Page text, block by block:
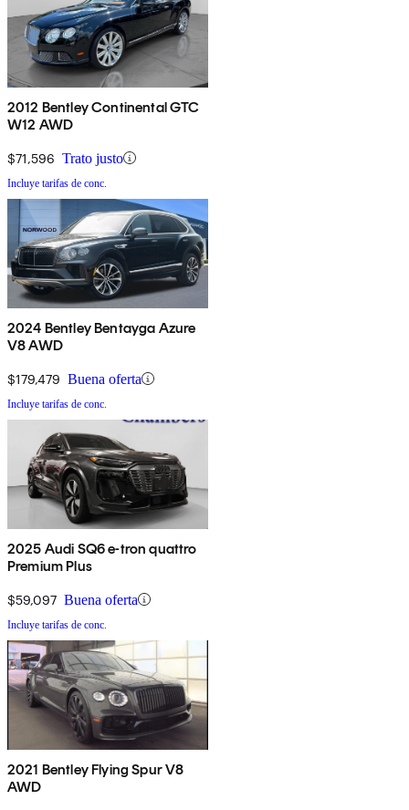
2012 Bentley Continental GTC
W12 AWD
$71,596 Trato justo
Incluye tarifas de conc.
2024 Bentley Bentayga Azure
V8 AWD
$179,479 Buena oferta
Incluye tarifas de conc.
2025 Audi SQ6 e-tron quattro
Premium Plus
$59,097 Buena oferta
Incluye tarifas de conc.
2021 Bentley Flying Spur V8
AWD